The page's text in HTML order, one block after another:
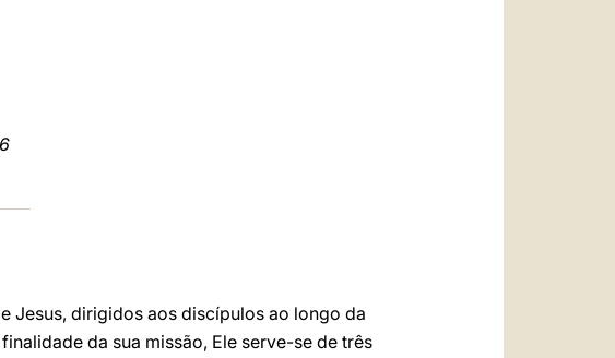
Jesus, dirigidos aos discípulos ao longo da
da sua missão, Ele serve-se de três